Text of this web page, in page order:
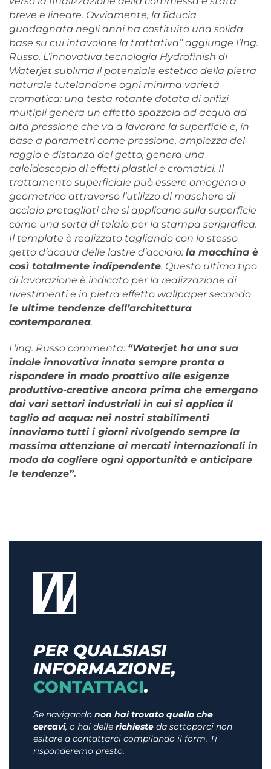
breve e lineare. Ovviamente, la fiducia
guadagnata negli anni ha costituito una solida
base su cui intavolare la trattativa” aggiunge l’Ing.
Russo. L’innovativa tecnologia Hydrofinish di
Waterjet sublima il potenziale estetico della pietra
naturale tutelandone ogni minima varietà
cromatica: una testa rotante dotata di orifizi
multipli genera un effetto spazzola ad acqua ad
alta pressione che va a lavorare la superficie e, in
base a parametri come pressione, ampiezza del
raggio e distanza del getto, genera una
caleidoscopio di effetti plastici e cromatici. Il
trattamento superficiale può essere omogeno o
geometrico attraverso l’utilizzo di maschere di
acciaio pretagliati che si applicano sulla superficie
come una sorta di telaio per la stampa serigrafica.
Il template è realizzato tagliando con lo stesso
getto d’acqua delle lastre d’acciaio: la macchina è
così totalmente indipendente. Questo ultimo tipo
di lavorazione è indicato per la realizzazione di
rivestimenti e in pietra effetto wallpaper secondo
le ultime tendenze dell’architettura
contemporanea.
L’ing. Russo commenta: “Waterjet ha una sua
indole innovativa innata sempre pronta a
rispondere in modo proattivo alle esigenze
produttivo-creative ancora prima che emergano
dai vari settori industriali in cui si applica il
taglio ad acqua: nei nostri stabilimenti
innoviamo tutti i giorni rivolgendo sempre la
massima attenzione ai mercati internazionali in
modo da cogliere ogni opportunità e anticipare
le tendenze”.
PER QUALSIASI
INFORMAZIONE,
CONTATTACI.
Se navigando non hai trovato quello che
cercavi, o hai delle richieste da sottoporci non
esitare a contattarci compilando il form. Ti
risponderemo presto.